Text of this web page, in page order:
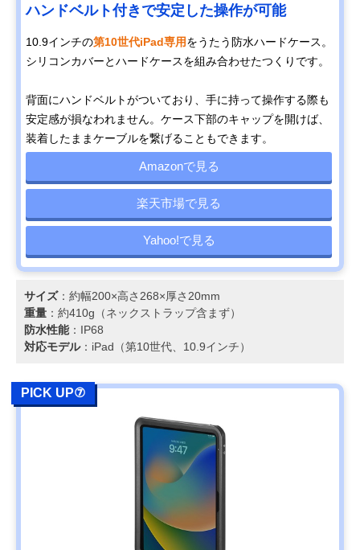
ハンドベルト付きで安定した操作が可能
10.9インチの第10世代iPad専用をうたう防水ハードケース。
シリコンカバーとハードケースを組み合わせたつくりです。
背面にハンドベルトがついており、手に持って操作する際も
安定感が損なわれません。ケース下部のキャップを開けば、
装着したままケーブルを繋げることもできます。
Amazonで見る
楽天市場で見る
Yahoo!で見る
サイズ：約幅200×高さ268×厚さ20mm
重量 ：約410g（ネックストラップ含まず）
防水性能：IP68
対応モデル：iPad（第10世代、10.9インチ）
PICK UP⑦